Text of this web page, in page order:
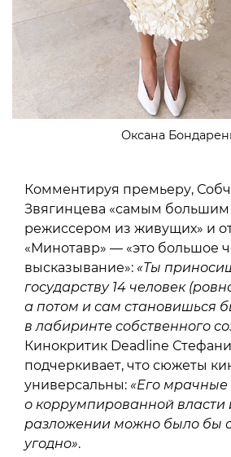
Оксана
Комментируя премьеру,
Звягинцева «самым большим
режиссером из живущих» и
«Минотавр» — «это большое
высказывание»: «Ты
государству 14 человек
а потом и сам становишься
в лабиринте собственного
Кинокритик Deadline
подчеркивает, что сюжеты
универсальны: «Его мрачные
о коррумпированной
разложении можно было бы
угодно».